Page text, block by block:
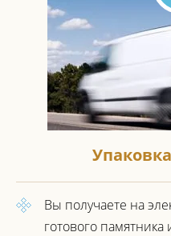
Вы получаете на
готового памятника